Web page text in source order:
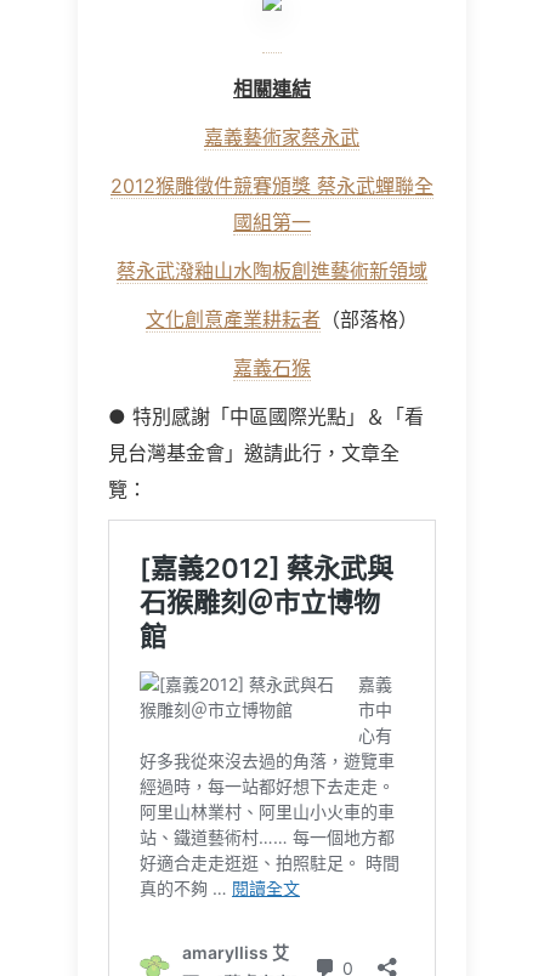
相關連結
嘉義藝術家蔡永武
2012猴雕徵件競賽頒獎 蔡永武蟬聯全
國組第一
蔡永武潑釉山水陶板創進藝術新領域
文化創意產業耕耘者 （部落格）
嘉義石猴
● 特別感謝「中區國際光點」＆「看
見台灣基金會」邀請此行，文章全
覽：